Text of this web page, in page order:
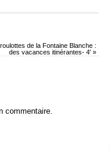
de la Fontaine Blanche :
des vacances itinérantes- 4′»
commentaire.